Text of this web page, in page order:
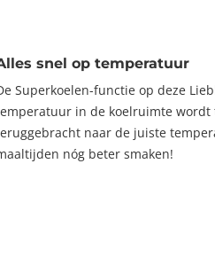
snel op temperatuur
Superkoelen-functie op deze
in de koelruimte wordt
naar de juiste
nóg beter smaken!